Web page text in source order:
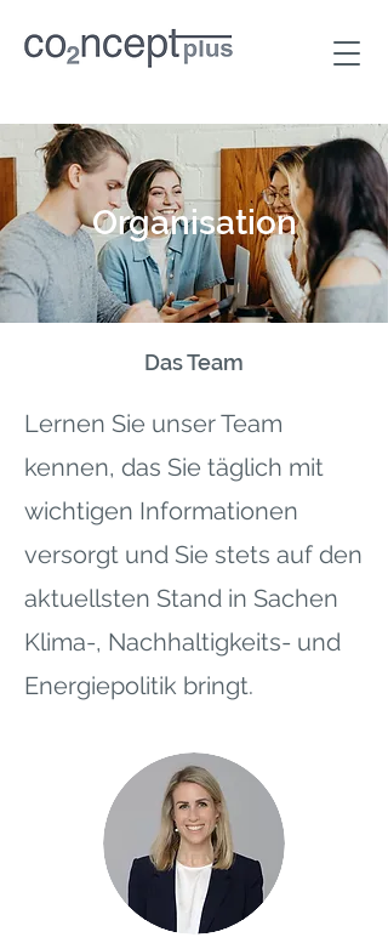
Organisation
Das Team
Lernen Sie unser Team
kennen, das Sie täglich mit
wichtigen Informationen
versorgt und Sie stets auf den
aktuellsten Stand in Sachen
Klima-, Nachhaltigkeits- und
Energiepolitik bringt.